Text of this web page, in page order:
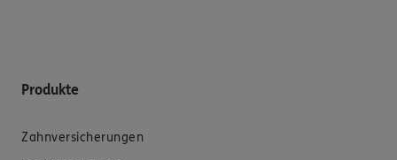
Produkte
Zahnversicherungen